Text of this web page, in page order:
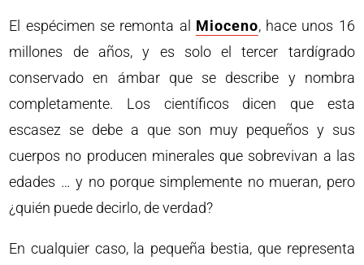
El espécimen se remonta al Mioceno, hace unos 16
millones de años, y es solo el tercer tardígrado
conservado en ámbar que se describe y nombra
completamente. Los científicos dicen que esta
escasez se debe a que son muy pequeños y sus
cuerpos no producen minerales que sobrevivan a las
edades … y no porque simplemente no mueran, pero
¿quién puede decirlo, de verdad?
En cualquier caso, la pequeña bestia, que representa